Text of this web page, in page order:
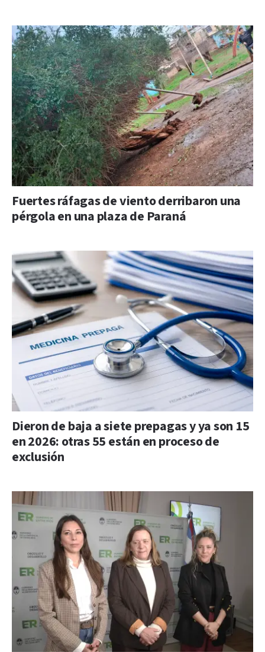
Fuertes ráfagas de viento derribaron una
pérgola en una plaza de Paraná
Dieron de baja a siete prepagas y ya son 15
en 2026: otras 55 están en proceso de
exclusión